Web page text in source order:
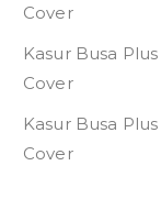
Cover
Kasur Busa Plus
Cover
Kasur Busa Plus
Cover